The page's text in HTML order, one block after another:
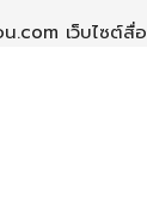
.com เว็บไซต์สื่